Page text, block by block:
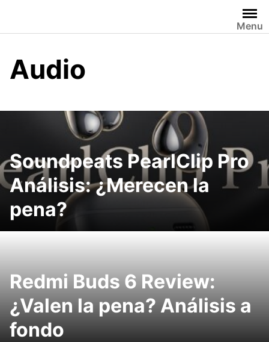
contenido
Menu
Audio
Soundpeats PearlClip Pro
Análisis: ¿Merecen la
pena?
Redmi Buds 6 Review:
¿Valen la pena? Análisis a
fondo